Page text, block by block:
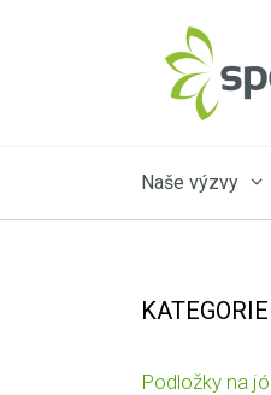
Naše výzvy
Podložky na